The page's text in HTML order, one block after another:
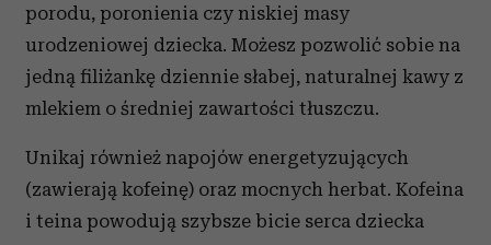
porodu, poronienia czy niskiej masy
urodzeniowej dziecka. Możesz pozwolić sobie na
jedną filiżankę dziennie słabej, naturalnej kawy z
mlekiem o średniej zawartości tłuszczu.
Unikaj również napojów energetyzujących
(zawierają kofeinę) oraz mocnych herbat. Kofeina
i teina powodują szybsze bicie serca dziecka